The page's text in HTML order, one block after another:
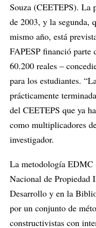
Souza (CEETEPS). La
de 2003, y la segunda,
mismo año, está
FAPESP financió parte
60.200 reales –
para los estudiantes.
prácticamente
del CEETEPS que ya
como multiplicadores
investigador.
La metodología EDMC
Nacional de
Desarrollo y en la
por un conjunto de
constructivistas con